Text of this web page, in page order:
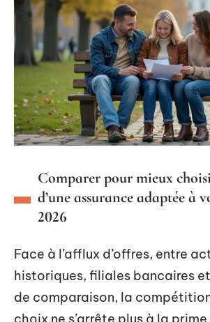
Comparer pour mieux
d’une assurance adaptée à
2026
Face à l’afflux d’offres, entre
historiques, filiales bancaires
de comparaison, la